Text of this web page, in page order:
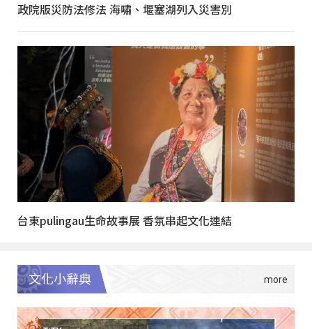
政院版災防法修法 海嘯、堰塞湖列入災害別
台東pulingau生命故事展 香氛串起文化連結
文化小辭典